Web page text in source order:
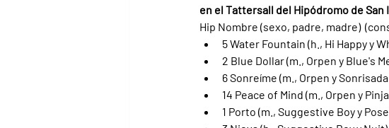
en el Tattersall del Hipódromo de San
Hip Nombre (sexo, padre, madre)
5 Water Fountain (h., Hi Happy y
2 Blue Dollar (m., Orpen y Blue's
6 Sonreíme (m., Orpen y
14 Peace of Mind (m., Orpen y
1 Porto (m., Suggestive Boy y